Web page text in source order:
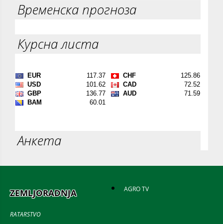
Временска прогноза
Курсна листа
Анкета
ZEMLJORADNJA
RATARSTVO
AGRO TV